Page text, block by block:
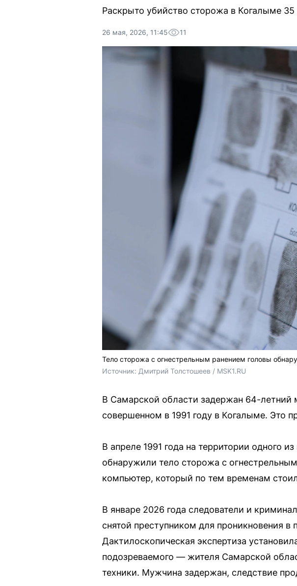
Раскрыто убийство сторожа в Когалыме
26 мая, 2026, 11:45 11
Тело сторожа с огнестрельным ранением головы
Источник: Дмитрий Толстошеев / MSK1.RU
В Самарской области задержан 64-
совершенном в 1991 году в Когалыме. Это
В апреле 1991 года на территории одного
обнаружили тело сторожа с
компьютер, который по тем временам
В январе 2026 года следователи и
снятой преступником для проникновения
Дактилоскопическая экспертиза
подозреваемого — жителя Самарской
техники. Мужчина задержан, следствие